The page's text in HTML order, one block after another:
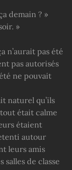
demain ? »
»
n’aurait pas été
pas autorisés
ne pouvait
naturel qu’ils
était calme
étaient
autour
leurs amis
salles de classe